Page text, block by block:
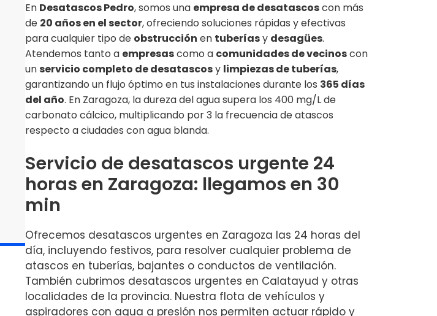
En Desatascos Pedro, somos una empresa de desatascoscon más
de 20 años en el sector, ofreciendo soluciones rápidas y efectivas
para cualquier tipo de obstrucción en tuberíasy desagües.
Atendemos tanto a empresascomo a comunidades de vecinoscon
un servicio completo de desatascosy limpiezas de tuberías,
garantizando un flujo óptimo en tus instalaciones durante los 365 días
del año. En Zaragoza, la dureza del agua supera los 400 mg/L de
carbonato cálcico, multiplicando por 3 la frecuencia de atascos
respecto a ciudades con agua blanda.
Servicio de desatascos urgente 24
horas en Zaragoza: llegamos en 30
min
Ofrecemos desatascos urgentes en Zaragoza las 24 horas del
día, incluyendo festivos, para resolver cualquier problema de
atascos en tuberías, bajantes o conductos de ventilación.
También cubrimos desatascos urgentes en Calatayud y otras
localidades de la provincia. Nuestra flota de vehículos y
aspiradores con agua a presión nos permiten actuar rápido y